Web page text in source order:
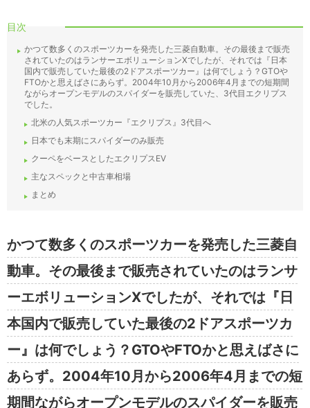
目次
かつて数多くのスポーツカーを発売した三菱自動車。その最後まで販売
されていたのはランサーエボリューションXでしたが、それでは『日本
国内で販売していた最後の2ドアスポーツカー』は何でしょう？GTOや
FTOかと思えばさにあらず。2004年10月から2006年4月までの短期間
ながらオープンモデルのスパイダーを販売していた、3代目エクリプス
でした。
北米の人気スポーツカー『エクリプス』3代目へ
日本でも末期にスパイダーのみ販売
クーペをベースとしたエクリプスEV
主なスペックと中古車相場
まとめ
かつて数多くのスポーツカーを発売した三菱自
動車。その最後まで販売されていたのはランサ
ーエボリューションXでしたが、それでは『日
本国内で販売していた最後の2ドアスポーツカ
ー』は何でしょう？GTOやFTOかと思えばさに
あらず。2004年10月から2006年4月までの短
期間ながらオープンモデルのスパイダーを販売